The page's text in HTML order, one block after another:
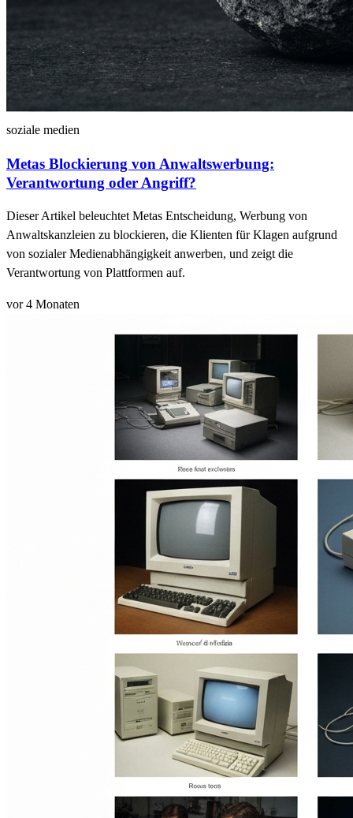
soziale medien
Metas Blockierung von Anwaltswerbung:
Verantwortung oder Angriff?
Dieser Artikel beleuchtet Metas Entscheidung, Werbung von
Anwaltskanzleien zu blockieren, die Klienten für Klagen aufgrund
von sozialer Medienabhängigkeit anwerben, und zeigt die
Verantwortung von Plattformen auf.
vor 4 Monaten